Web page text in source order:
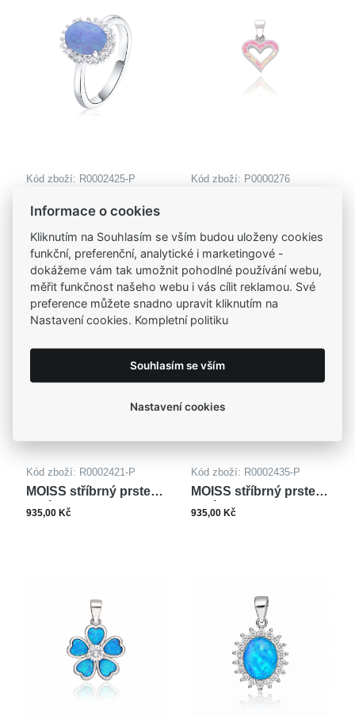
Kód zboží: R0002425-P
OPÁL
Kód zboží: P0000276
SRDCE
Kód zboží: R0002421-P
MOISS stříbrný prsten
OPÁL
935,00 Kč
Kód zboží: R0002435-P
MOISS stříbrný prsten
OPÁL
935,00 Kč
Informace o cookies
Kliknutím na Souhlasím se vším budou uloženy cookies
funkční, preferenční, analytické i marketingové -
dokážeme vám tak umožnit pohodlné používání webu,
měřit funkčnost našeho webu i vás cílit reklamou. Své
preference můžete snadno upravit kliknutím na
Nastavení cookies. Kompletní politiku
Souhlasím se vším
Nastavení cookies